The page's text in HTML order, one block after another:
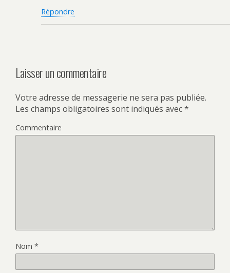
Répondre
Laisser un commentaire
Votre adresse de messagerie ne sera pas publiée.
Les champs obligatoires sont indiqués avec*
Commentaire
Nom *